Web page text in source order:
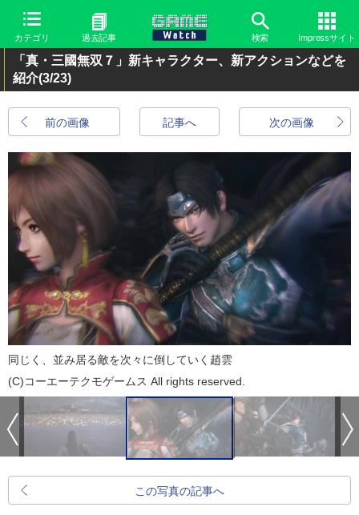
カテゴリ 過去記事 検索 Impressサイト
「真・三國無双７」新キャラクター、新アクションなどを
紹介(3/23)
前の画像 次の画像
記事へ
同じく、並み居る敵を次々に倒していく趙雲
(C)コーエーテクモゲームス All rights reserved.
この写真の記事へ